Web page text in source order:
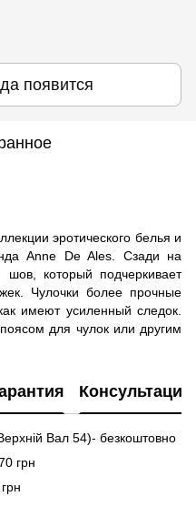
появится
эротического белья и
Anne De Ales. Сзади на
шов, который подчеркивает
Чулочки более прочные
имеют усиленный следок.
для чулок или другим
Консультация
Вал 54)- безкоштовно
грн